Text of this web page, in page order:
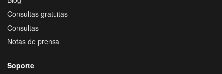
Consultas gratuitas
Consultas
Notas de prensa
Soporte